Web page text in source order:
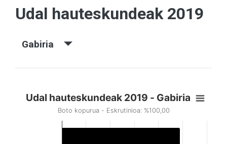
Udal hauteskundeak 2019
Gabiria
Udal hauteskundeak 2019 - Gabiria
Boto kopurua - Eskrutinioa: %100,00